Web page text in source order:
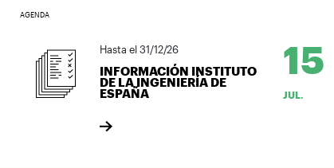
AGENDA
Hasta el 31/12/26
INFORMACIÓN INSTITUTO
DE LA INGENIERÍA DE
ESPAÑA
15
JUL.